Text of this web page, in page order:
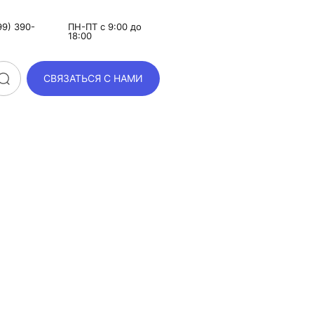
390-
ПН-ПТ с 9:00 до
18:00
СВЯЗАТЬСЯ С НАМИ